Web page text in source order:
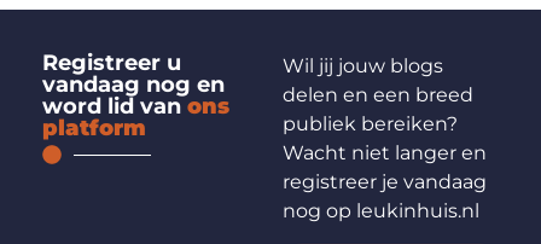
Registreer u
vandaag nog en
word lid van ons
platform
Wil jij jouw blogs
delen en een breed
publiek bereiken?
Wacht niet langer en
registreer je vandaag
nog op leukinhuis.nl